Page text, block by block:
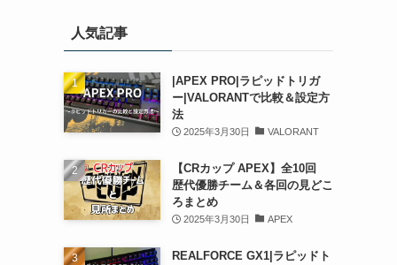
人気記事
|APEX PRO|ラピッドトリガ
ー|VALORANTで比較＆設定方
法
2025年3月30日 VALORANT
【CRカップ APEX】全10回
歴代優勝チーム＆各回の見どこ
ろまとめ
2025年3月30日 APEX
REALFORCE GX1|ラピッドト